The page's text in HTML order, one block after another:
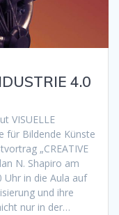
4.0
VISUELLE
für Bildende Künste
„CREATIVE
N. Shapiro am
Uhr in die Aula auf
und ihre
nur in der…